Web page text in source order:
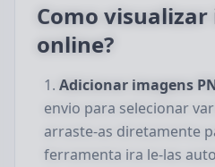
Como visualizar
online?
Adicionar imagens
envio para selecionar
arraste-as diretamente
ferramenta ira le-las